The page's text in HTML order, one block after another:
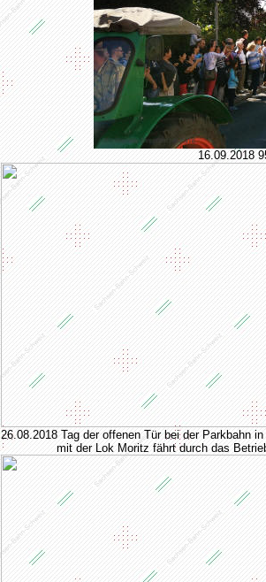
16.09.2018
26.08.2018 Tag der offenen Tür bei der Parkbahn
mit der Lok Moritz fährt durch das